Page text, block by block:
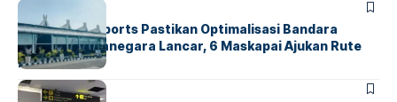
BANDARA
InJourney Airports Pastikan Optimalisasi Bandara
Husein Sastranegara Lancar, 6 Maskapai Ajukan Rute
Baru
BANDARABERITA